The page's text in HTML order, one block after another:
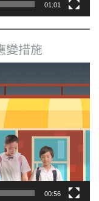
01:01
變措施
00:56